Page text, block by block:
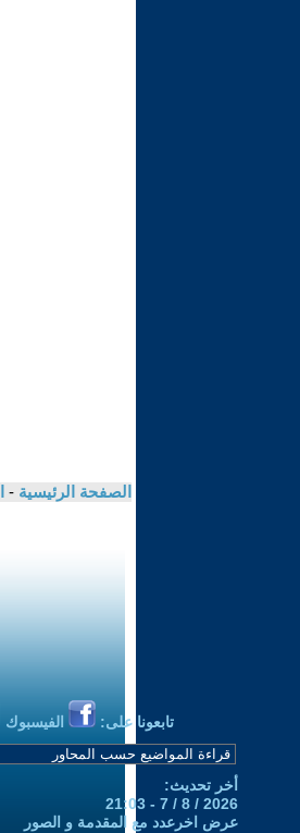
الصفحة الرئيسية -
تابعونا على: الفيسبوك
أخر تحديث:
2026 / 8 / 7 - 21:03
عرض اخرعدد مع المقدمة و الصور